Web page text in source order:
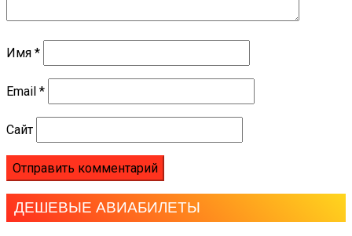
Имя *
Email *
Сайт
ДЕШЕВЫЕ АВИАБИЛЕТЫ